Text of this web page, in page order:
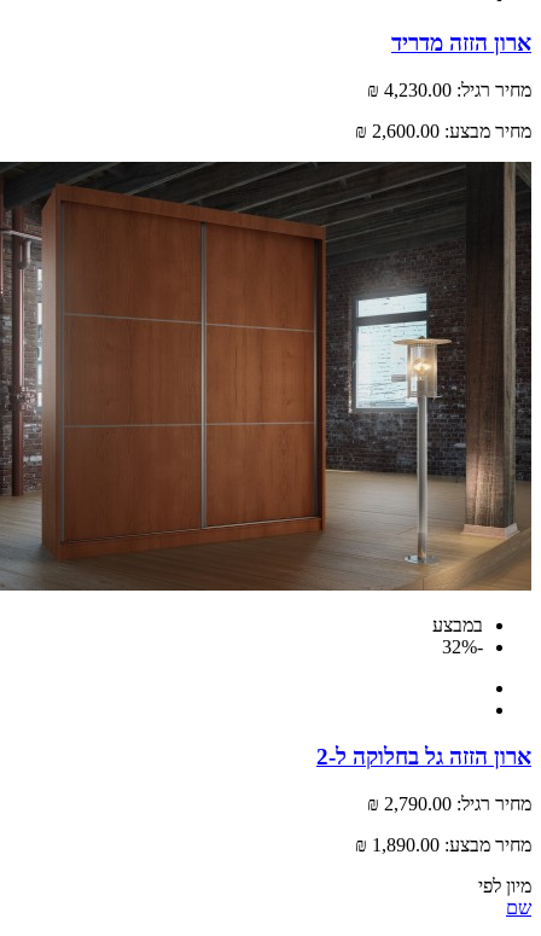
הזזה מדריד
רגיל: 4,230.00 ₪
מבצע: 2,600.00 ₪
במבצע
הזזה גל בחלוקה ל-2
רגיל: 2,790.00 ₪
מבצע: 1,890.00 ₪